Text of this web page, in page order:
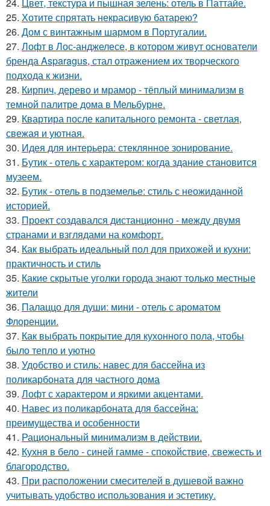
25. Хотите спрятать некрасивую батарею?
26. Дом с винтажным шармом в Португалии.
27. Лофт в Лос-анджелесе, в котором живут основатели
бренда Asparagus, стал отражением их творческого
подхода к жизни.
28. Кирпич, дерево и мрамор - тёплый минимализм в
темной палитре дома в Мельбурне.
29. Квартира после капитального ремонта - светлая,
свежая и уютная.
30. Идея для интерьера: стеклянное зонирование.
31. Бутик - отель с характером: когда здание становится
музеем.
32. Бутик - отель в подземелье: стиль с неожиданной
историей.
33. Проект создавался дистанционно - между двумя
странами и взглядами на комфорт.
34. Как выбрать идеальный пол для прихожей и кухни:
практичность и стиль
35. Какие скрытые уголки города знают только местные
жители
36. Палаццо для души: мини - отель с ароматом
Флоренции.
37. Как выбрать покрытие для кухонного пола, чтобы
было тепло и уютно
38. Удобство и стиль: навес для бассейна из
поликарбоната для частного дома
39. Лофт с характером и яркими акцентами.
40. Навес из поликарбоната для бассейна:
преимущества и особенности
41. Рациональный минимализм в действии.
42. Кухня в бело - синей гамме - спокойствие, свежесть и
благородство.
43. При расположении смесителей в душевой важно
учитывать удобство использования и эстетику.